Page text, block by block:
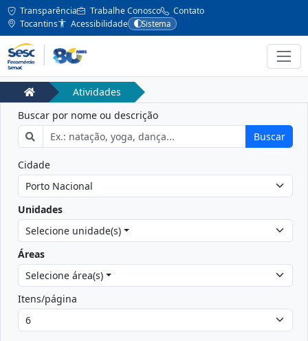
Transparência Trabalhe Conosco
Contato
Tocantins
Acessibilidade Sistema
Atividades
Buscar por nome ou descrição
Buscar
Cidade
Unidades
Selecione unidade(s)
Áreas
Selecione área(s)
Itens/página